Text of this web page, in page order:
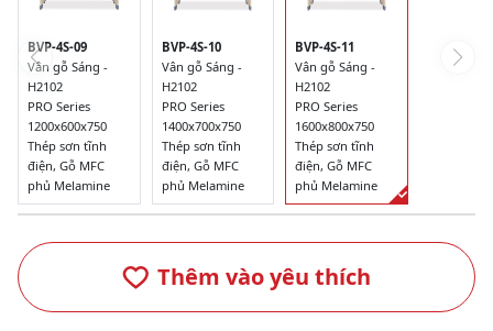
BVP-4S-09
Vân gỗ Sáng -
H2102
PRO Series
1200x600x750
Thép sơn tĩnh
điện, Gỗ MFC
phủ Melamine
BVP-4S-10
Vân gỗ Sáng -
H2102
PRO Series
1400x700x750
Thép sơn tĩnh
điện, Gỗ MFC
phủ Melamine
BVP-4S-11
Vân gỗ Sáng -
H2102
PRO Series
1600x800x750
Thép sơn tĩnh
điện, Gỗ MFC
phủ Melamine
Thêm vào yêu thích